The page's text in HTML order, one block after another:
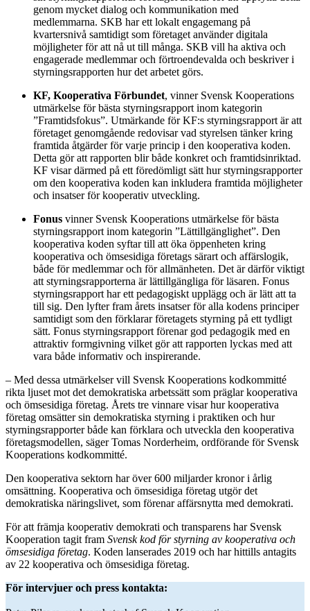
genom mycket dialog och kommunikation med
medlemmarna. SKB har ett lokalt engagemang på
kvartersnivå samtidigt som företaget använder digitala
möjligheter för att nå ut till många. SKB vill ha aktiva och
engagerade medlemmar och förtroendevalda och beskriver i
styrningsrapporten hur det arbetet görs.
KF, Kooperativa Förbundet, vinner Svensk Kooperations
utmärkelse för bästa styrningsrapport inom kategorin
”Framtidsfokus”. Utmärkande för KF:s styrningsrapport är att
företaget genomgående redovisar vad styrelsen tänker kring
framtida åtgärder för varje princip i den kooperativa koden.
Detta gör att rapporten blir både konkret och framtidsinriktad.
KF visar därmed på ett föredömligt sätt hur styrningsrapporter
om den kooperativa koden kan inkludera framtida möjligheter
och insatser för kooperativ utveckling.
Fonus vinner Svensk Kooperations utmärkelse för bästa
styrningsrapport inom kategorin ”Lättillgänglighet”. Den
kooperativa koden syftar till att öka öppenheten kring
kooperativa och ömsesidiga företags särart och affärslogik,
både för medlemmar och för allmänheten. Det är därför viktigt
att styrningsrapporterna är lättillgängliga för läsaren. Fonus
styrningsrapport har ett pedagogiskt upplägg och är lätt att ta
till sig. Den lyfter fram årets insatser för alla kodens principer
samtidigt som den förklarar företagets styrning på ett tydligt
sätt. Fonus styrningsrapport förenar god pedagogik med en
attraktiv formgivning vilket gör att rapporten lyckas med att
vara både informativ och inspirerande.
– Med dessa utmärkelser vill Svensk Kooperations kodkommitté
rikta ljuset mot det demokratiska arbetssätt som präglar kooperativa
och ömsesidiga företag. Årets tre vinnare visar hur kooperativa
företag omsätter sin demokratiska styrning i praktiken och hur
styrningsrapporter både kan förklara och utveckla den kooperativa
företagsmodellen, säger Tomas Norderheim, ordförande för Svensk
Kooperations kodkommitté.
Den kooperativa sektorn har över 600 miljarder kronor i årlig
omsättning. Kooperativa och ömsesidiga företag utgör det
demokratiska näringslivet, som förenar affärsnytta med demokrati.
För att främja kooperativ demokrati och transparens har Svensk
Kooperation tagit fram Svensk kod för styrning av kooperativa och
ömsesidiga företag. Koden lanserades 2019 och har hittills antagits
av 22 kooperativa och ömsesidiga företag.
För intervjuer och press kontakta: